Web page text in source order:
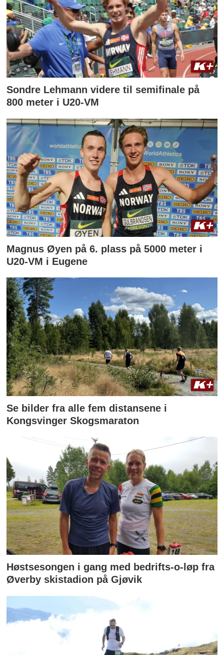
Sondre Lehmann videre til semifinale på
800 meter i U20-VM
Magnus Øyen på 6. plass på 5000 meter i
U20-VM i Eugene
Se bilder fra alle fem distansene i
Kongsvinger Skogsmaraton
Høstsesongen i gang med bedrifts-o-løp fra
Øverby skistadion på Gjøvik